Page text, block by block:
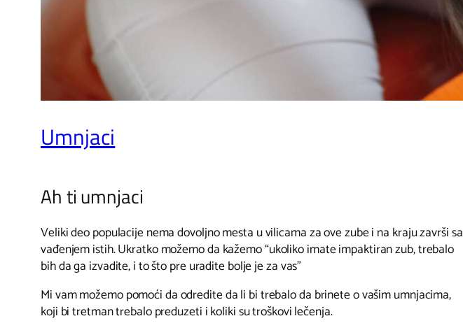
Umnjaci
Ah ti umnjaci
Veliki deo populacije nema dovoljno mesta u vilicama za ove zube i na kraju završi sa
vađenjem istih. Ukratko možemo da kažemo “ukoliko imate impaktiran zub, trebalo
bih da ga izvadite, i to što pre uradite bolje je za vas”
Mi vam možemo pomoći da odredite da li bi trebalo da brinete o vašim umnjacima,
koji bi tretman trebalo preduzeti i koliki su troškovi lečenja.